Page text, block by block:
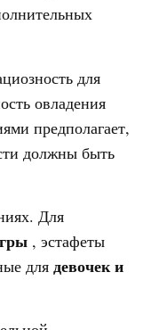
для
овладения
предполагает,
должны быть
Для
, эстафеты
для девочек и